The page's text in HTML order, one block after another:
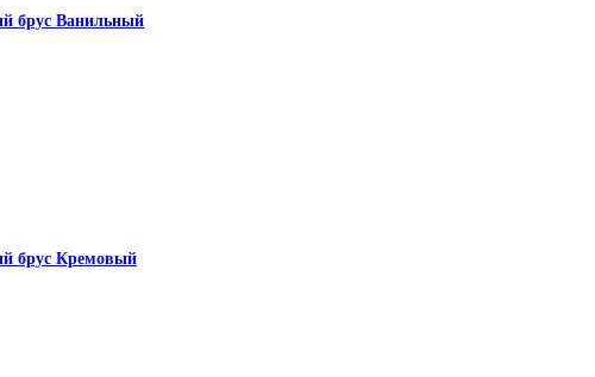
брус Ванильный
брус Кремовый